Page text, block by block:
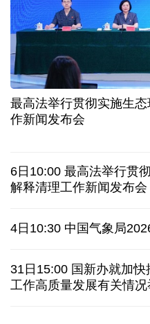
7月份中国仓储指数保持
小球赛撬动大消费 体育
“电影+文旅”深度融合 光
俄黑客称获取北约直接参
全球媒体聚焦︱外媒：美
美国筑起AI墙：激化国
最高法举行贯彻实施生
作新闻发布会
6日10:00 最高法举行贯
解释清理工作新闻发布会
4日10:30 中国气象局
31日15:00 国新办就加快
工作高质量发展有关情